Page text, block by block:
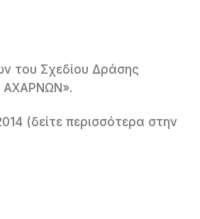
του Σχεδίου Δράσης
ΑΧΑΡΝΩΝ».
(δείτε περισσότερα στην